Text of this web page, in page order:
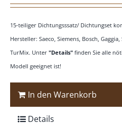
15-teiliger Dichtungsssatz/ Dichtungset
Hersteller: Saeco, Siemens, Bosch,
TurMix. Unter "Details" finden Sie alle
Modell geeignet ist!
In den Warenkorb
Details